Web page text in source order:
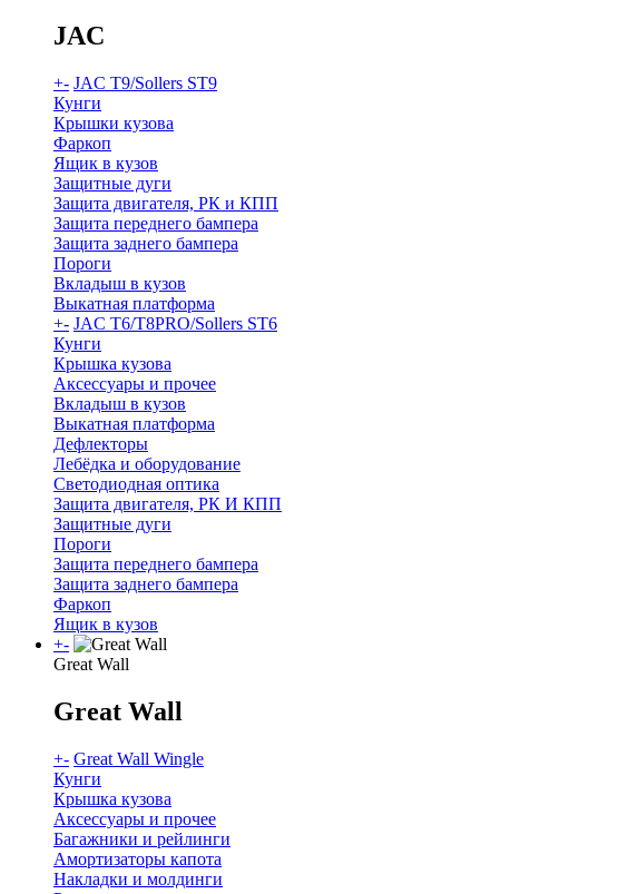
JAC
+- JAC T9/Sollers ST9
Кунги
Крышки кузова
Фаркоп
Ящик в кузов
Защитные дуги
Защита двигателя, РК и КПП
Защита переднего бампера
Защита заднего бампера
Пороги
Вкладыш в кузов
Выкатная платформа
+- JAC T6/T8PRO/Sollers ST6
Кунги
Крышка кузова
Аксессуары и прочее
Вкладыш в кузов
Выкатная платформа
Дефлекторы
Лебёдка и оборудование
Светодиодная оптика
Защита двигателя, РК И КПП
Защитные дуги
Пороги
Защита переднего бампера
Защита заднего бампера
Фаркоп
Ящик в кузов
+-
Great Wall
Great Wall
+- Great Wall Wingle
Кунги
Крышка кузова
Аксессуары и прочее
Багажники и рейлинги
Амортизаторы капота
Накладки и молдинги